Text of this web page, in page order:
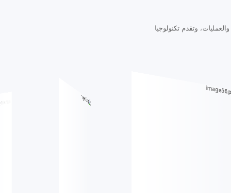
وتقدم تكنولوجيا